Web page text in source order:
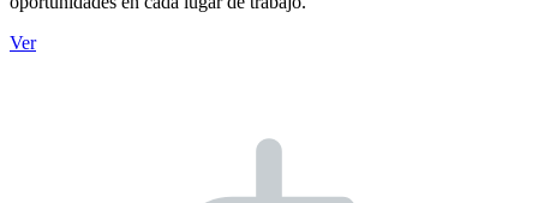
Ver